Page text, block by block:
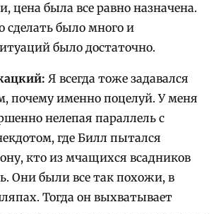
цена была все равно назначена.
было много и
было достаточно.
Я всегда тоже задавался
почему именно поцелуй. У меня
нелепая параллель с
где Билл пытался
кто из мчащихся всадников
Они были все так похожи, в
Тогда он выхватывает